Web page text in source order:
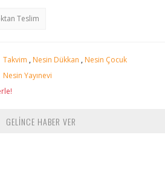
Teslim
Takvim , Nesin Dükkan , Nesin Çocuk
Nesin Yayınevi
GELİNCE HABER VER